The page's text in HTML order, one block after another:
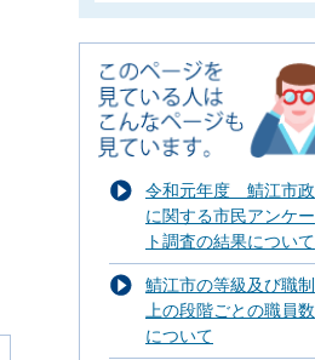
令和元年度 鯖江市政
に関する市民アンケー
ト調査の結果について
鯖江市の等級及び職制
上の段階ごとの職員数
について